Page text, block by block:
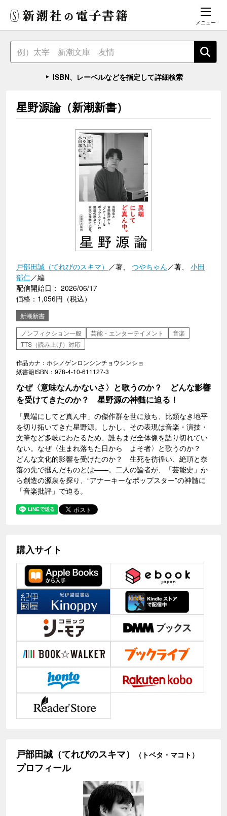
メニュー
ISBN、レーベルなどを指定して詳細検索
星野源論（新潮新書）
戸部田誠（てれびのスキマ） ／著、 つやちゃん／著、 小田
部仁／編
配信開始日： 2026/06/17
価格：1,056円（税込）
新潮新書
ノンフィクション一般
芸能・エンターテイメント
音楽
TTS（読み上げ）対応
作品カナ：ホシノゲンロンシンチョウシンショ
紙書籍ISBN：978-4-10-611127-3
なぜ〈意味なんかないさ〉と歌うのか？ どんな影響
を受けてきたのか？ 星野源の神髄に迫る！
「異端にしてど真ん中」の傑作群を世に放ち、比類なき地平
を切り拓いてきた星野源。しかし、その表現は音楽・演技・
文筆など多岐にわたるため、誰もまだ全体像を語り切れてい
ない。なぜ〈生まれ落ちた日から よそ者〉と歌うのか？
どんな文化的影響を受けたのか？ 生死を彷徨い、絶頂と奈
落の先で摑んだものとは――。二人の論者が、「芸能史」か
ら創造の源泉を探り、“アナーキーなポップスター”の神髄に
「音楽批評」で迫る。
購入サイト
戸部田誠（てれびのスキマ） （トベタ・マコト）
プロフィール